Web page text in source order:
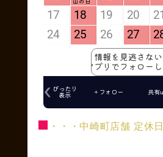
■ ・・・中崎町店舗 定休日